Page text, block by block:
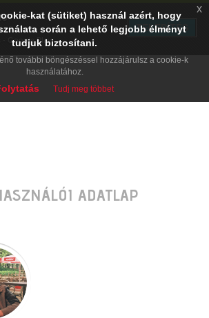
ADATLAP
kat (sütiket) használ azért, hogy
során a lehető legjobb élményt
tudjuk biztosítani.
további böngészéssel hozzájárulsz a cookie-k
használatához.
Tudj meg többet
x
- Google Play
TELEPÍTÉS